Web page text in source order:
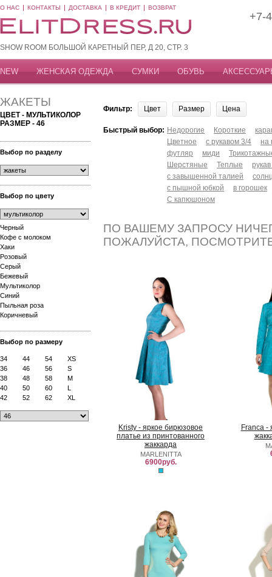
О НАС КОНТАКТЫ ДОСТАВКА В КРЕДИТ ВОЗВРАТ
SHOW ROOM БОЛЬШОЙ КАРЕТНЫЙ ПЕР, Д 20, СТР. 3
+7-
NEW ЖЕНСКАЯ ОДЕЖДА СУМКИ ОБУВЬ
ЖАКЕТЫ
ЦВЕТ - МУЛЬТИКОЛОР
РАЗМЕР - 46
Выбор по разделу
Выбор по цвету
Черный
Кофе с молоком
Хаки
Розовый
Серый
Бежевый
Мультиколор
Синий
Пыльная роза
Коричневый
Выбор по размеру
34 44 54
XS
36
46 56
S
38
48 58
M
40
50 60
L
42
52 62 XL
Фильтр: Цвет Размер Цена
Быстрый выбор: Недорогие Короткие
Цветное
с рукавом 3/4
на
футляр
миди
Шерстяные
Теплые
с завышенной талией
с пышной юбкой
в горошек
С капюшоном
ПО ВАШЕМУ ЗАПРОСУ
ПОЖАЛУЙСТА,
Kristy - яркое бирюзовое
платье из принтованного
жаккарда
MARLENITTA
6900руб.
Franca -